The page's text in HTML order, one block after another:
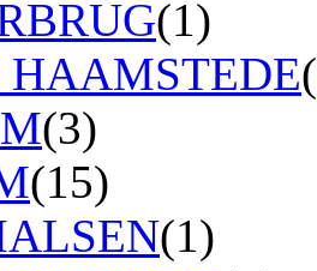
(1)
HAAMSTEDE
(3)
(15)
(1)